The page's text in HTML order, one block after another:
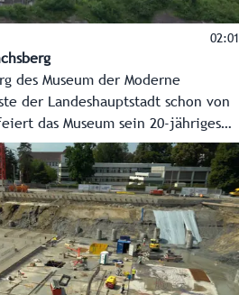
02:01
des Museum der Moderne
der Landeshauptstadt schon von
das Museum sein 20-jähriges
seiner Mauern ein